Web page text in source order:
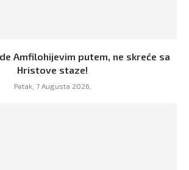
Amfilohijevim putem, ne skreće sa
Hristove staze!
Petak, 7 Augusta 2026,